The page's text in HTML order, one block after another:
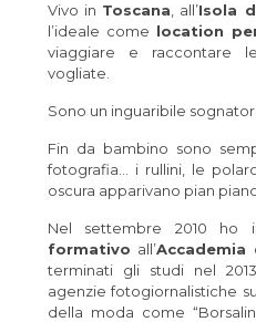
Vivo in Toscana , all’Isola
l’ideale come location
viaggiare e raccontare
vogliate.
Sono un inguaribile
Fin da bambino sono
fotografia… i rullini, le
oscura apparivano pian
Nel settembre 2010 ho
formativo all’
terminati gli studi nel
agenzie fotogiornalistiche
della moda come